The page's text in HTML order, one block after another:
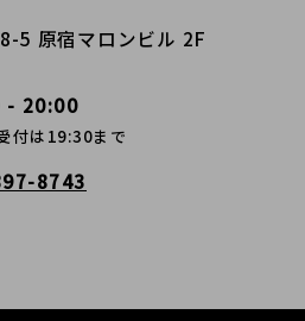
5 原宿マロンビル 2F
- 20:00
付は19:30まで
8743